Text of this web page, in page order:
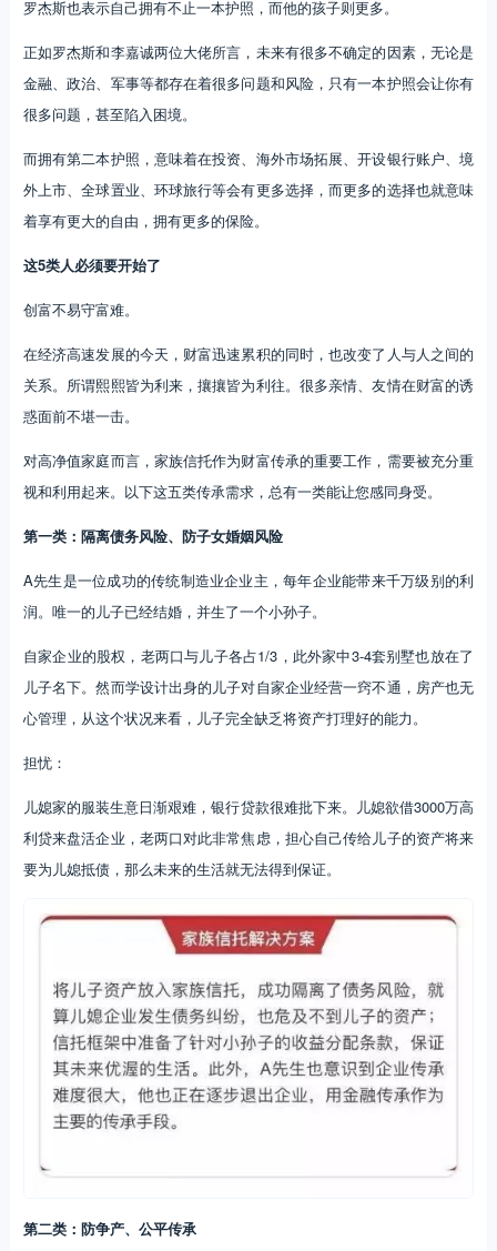
罗杰斯也表示自己拥有不止一本护照，而他的孩子则更多。
正如罗杰斯和李嘉诚两位大佬所言，未来有很多不确定的因素，无论是
金融、政治、军事等都存在着很多问题和风险，只有一本护照会让你有
很多问题，甚至陷入困境。
而拥有第二本护照，意味着在投资、海外市场拓展、开设银行账户、境
外上市、全球置业、环球旅行等会有更多选择，而更多的选择也就意味
着享有更大的自由，拥有更多的保险。
这5类人必须要开始了
创富不易守富难。
在经济高速发展的今天，财富迅速累积的同时，也改变了人与人之间的
关系。所谓熙熙皆为利来，攘攘皆为利往。很多亲情、友情在财富的诱
惑面前不堪一击。
对高净值家庭而言，家族信托作为财富传承的重要工作，需要被充分重
视和利用起来。以下这五类传承需求，总有一类能让您感同身受。
第一类：隔离债务风险、防子女婚姻风险
A先生是一位成功的传统制造业企业主，每年企业能带来千万级别的利
润。唯一的儿子已经结婚，并生了一个小孙子。
自家企业的股权，老两口与儿子各占1/3，此外家中3-4套别墅也放在了
儿子名下。然而学设计出身的儿子对自家企业经营一窍不通，房产也无
心管理，从这个状况来看，儿子完全缺乏将资产打理好的能力。
担忧：
儿媳家的服装生意日渐艰难，银行贷款很难批下来。儿媳欲借3000万高
利贷来盘活企业，老两口对此非常焦虑，担心自己传给儿子的资产将来
要为儿媳抵债，那么未来的生活就无法得到保证。
第二类：防争产、公平传承